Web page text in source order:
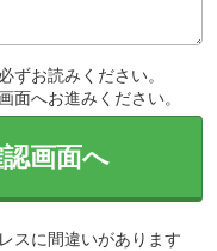
ずお読みください。
面へお進みください。
画面へ
スに間違いがあります